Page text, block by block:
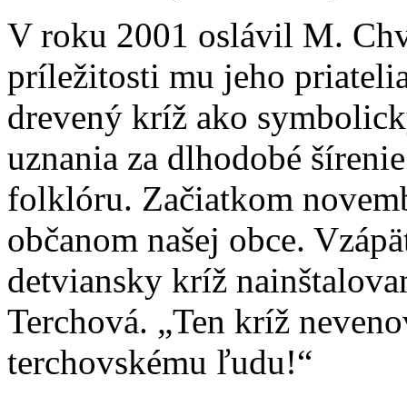
V roku 2001 oslávil M.
príležitosti mu jeho
drevený kríž ako
uznania za dlhodobé
folklóru. Začiatkom
občanom našej obce.
detviansky kríž
Terchová. „Ten kríž
terchovskému ľudu!“